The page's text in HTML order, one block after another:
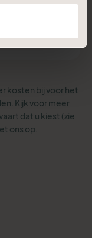
kosten bij voor het
Kijk voor meer
dat u kiest (zie
ons op.